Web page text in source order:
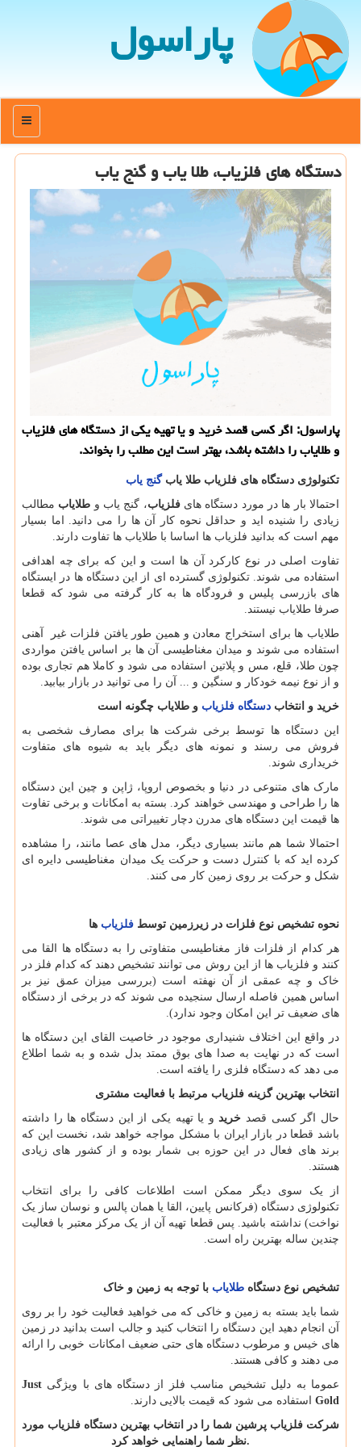
پاراسول
منو
دستگاه های فلزیاب، طلا یاب و گنج یاب
پاراسول: اگر كسی قصد خرید و یا تهیه یكی از دستگاه های فلزیاب
و طلایاب را داشته باشد، بهتر است این مطلب را بخواند.
تکنولوژی دستگاه‌ های فلزیاب طلا یابگنج‌ یاب
احتمالا بار ها در مورد دستگاه هایفلزیاب، گنج یاب و طلایاب مطالب
زیادی را شنیده اید و حداقل نحوه کار آن ها را می دانید. اما بسیار
مهم است که بدانید فلزیاب ها اساسا با طلایاب ها تفاوت دارند.
تفاوت اصلی در نوع کارکرد آن ها است و این که برای چه اهدافی
استفاده می شوند. تکنولوژی گسترده ای از این دستگاه ها در ایستگاه
های بازرسی پلیس و فرودگاه ها به کار گرفته می شود که قطعا
صرفا طلایاب نیستند.
طلایاب ها برای استخراج معادن و همین طور یافتن فلزات غیر آهنی
استفاده می شوند و میدان مغناطیسی آن ها بر اساس یافتن مواردی
چون طلا، قلع، مس و پلاتین استفاده می شود و کاملا هم تجاری بوده
و از نوع نیمه خودکار و سنگین و ... آن را می توانید در بازار بیابید.
خرید و انتخاب دستگاه فلزیاب و طلایاب چگونه است
این دستگاه ها توسط برخی شرکت ها برای مصارف شخصی به
فروش می رسند و نمونه های دیگر باید به شیوه های متفاوت
خریداری شوند.
مارک های متنوعی در دنیا و بخصوص اروپا، ژاپن و چین این دستگاه
ها را طراحی و مهندسی خواهند کرد. بسته به امکانات و برخی تفاوت
ها قیمت این دستگاه های مدرن دچار تغییراتی می شوند.
احتمالا شما هم مانند بسیاری دیگر، مدل های عصا مانند، را مشاهده
کرده اید که با کنترل دست و حرکت یک میدان مغناطیسی دایره ای
شکل و حرکت بر روی زمین کار می کنند.
نحوه تشخیص نوع فلزات در زیرزمین توسط فلزیاب ها
هر کدام از فلزات فاز مغناطیسی متفاوتی را به دستگاه ها القا می
کنند و فلزیاب ها از این روش می توانند تشخیص دهند که کدام فلز در
خاک و چه عمقی از آن نهفته است (بررسی میزان عمق نیز بر
اساس همین فاصله ارسال سنجیده می شوند که در برخی از دستگاه
های ضعیف تر این امکان وجود ندارد).
در واقع این اختلاف شنیداری موجود در خاصیت القای این دستگاه ها
است که در نهایت به صدا های بوق ممتد بدل شده و به شما اطلاع
می دهد که دستگاه فلزی را یافته است.
انتخاب بهترین گزینه فلزیاب مرتبط با فعالیت مشتری
حال اگر کسی قصد خریدو یا تهیه یکی از این دستگاه ها را داشته
باشد قطعا در بازار ایران با مشکل مواجه خواهد شد، نخست این که
برند های فعال در این حوزه بی شمار بوده و از کشور های زیادی
هستند.
از یک سوی دیگر ممکن است اطلاعات کافی را برای انتخاب
تکنولوژی دستگاه (فرکانس پایین، القا یا همان پالس و نوسان ساز یک
نواخت) نداشته باشید. پس قطعا تهیه آن از یک مرکز معتبر با فعالیت
چندین ساله بهترین راه است.
تشخیص نوع دستگاه طلایاب با توجه به زمین و خاک
شما باید بسته به زمین و خاکی که می خواهید فعالیت خود را بر روی
آن انجام دهید این دستگاه را انتخاب کنید و جالب است بدانید در زمین
های خیس و مرطوب دستگاه های حتی ضعیف امکانات خوبی را ارائه
می دهند و کافی هستند.
عموما به دلیل تشخیص مناسب فلز از دستگاه های با ویژگی Just
Gold استفاده می شود که قیمت بالایی دارند.
شرکت فلزیاب پرشین شما را در انتخاب بهترین دستگاه فلزیاب مورد
نظر شما راهنمایی خواهد کرد.